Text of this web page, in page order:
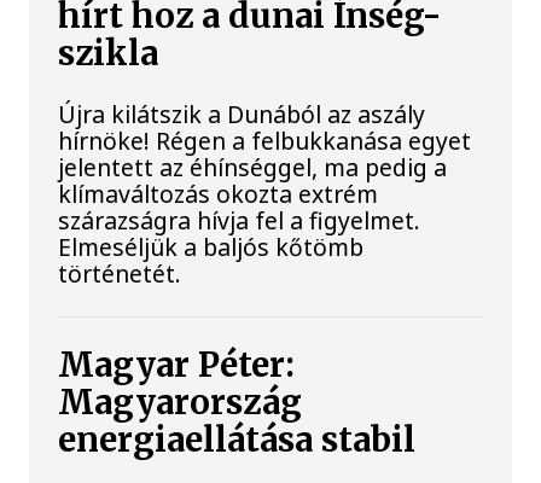
hírt hoz a dunai Ínség-
szikla
Újra kilátszik a Dunából az aszály
hírnöke! Régen a felbukkanása egyet
jelentett az éhínséggel, ma pedig a
klímaváltozás okozta extrém
szárazságra hívja fel a figyelmet.
Elmeséljük a baljós kőtömb
történetét.
Magyar Péter:
Magyarország
energiaellátása stabil